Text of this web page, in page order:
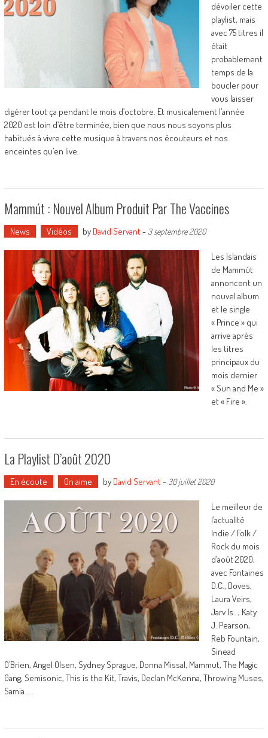
dévoiler cette
playlist, mais
avec 75 titres il
était
probablement
temps de la
boucler pour
vous laisser
digérer tout ça pendant le mois d’octobre. Et musicalement l’année
2020 est loin d’être terminée, bien que nous nous soyons plus
habitués à vivre cette musique à travers nos écouteurs et nos
enceintes qu’en live.
Mammút : Nouvel Album Produit Par The Vaccines
News Vidéos by David Servant- 3 septembre 2020
Les Islandais
de Mammút
annoncent un
nouvel album
et le single
« Prince » qui
arrive après
les titres
principaux du
mois dernier
« Sun and Me »
et « Fire ».
La Playlist D’août 2020
En écoute On aime by David Servant- 30 juillet 2020
Le meilleur de
l’actualité
Indie / Folk /
Rock du mois
d’août 2020,
avec Fontaines
D.C., Doves,
Laura Veirs,
Jarv Is…, Katy
J. Pearson,
Reb Fountain,
Sinead
O’Brien, Angel Olsen, Sydney Sprague, Donna Missal, Mammut, The Magic
Gang, Semisonic, This is the Kit, Travis, Declan McKenna, Throwing Muses,
Samia …